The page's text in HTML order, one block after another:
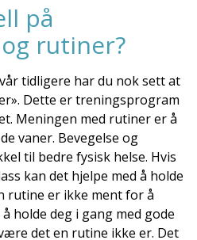
på
rutiner?
tidligere har du nok sett at
Dette er treningsprogram
Meningen med rutiner er å
vaner. Bevegelse og
til bedre fysisk helse. Hvis
kan det hjelpe med å holde
rutine er ikke ment for å
holde deg i gang med gode
det en rutine ikke er. Det